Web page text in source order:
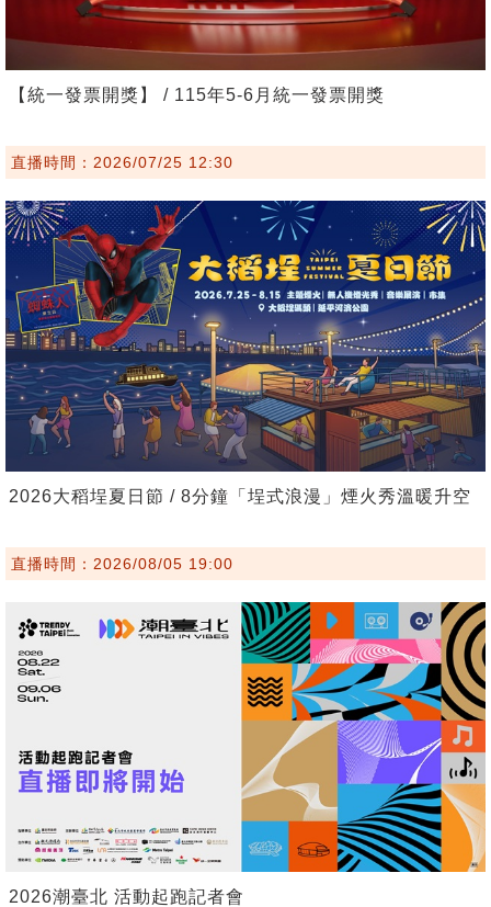
【統一發票開獎】 / 115年5-6月統一發票開獎
直播時間：2026/07/25 12:30
2026大稻埕夏日節 / 8分鐘「埕式浪漫」煙火秀溫暖升空
直播時間：2026/08/05 19:00
2026潮臺北 活動起跑記者會